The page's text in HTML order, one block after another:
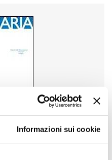
Informazioni sui cookie